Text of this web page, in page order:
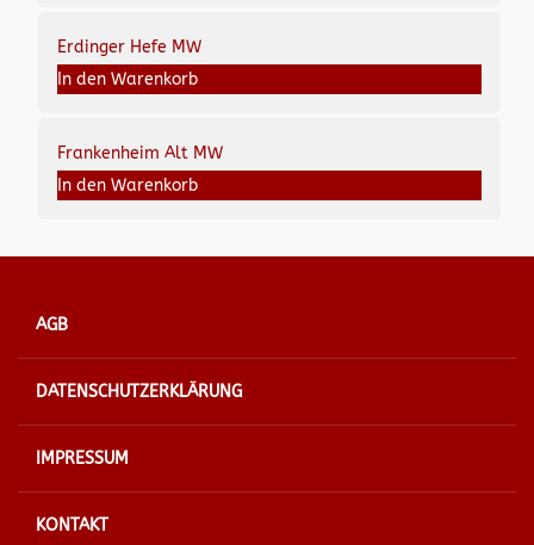
Erdinger Hefe MW
In den Warenkorb
Frankenheim Alt MW
In den Warenkorb
AGB
DATENSCHUTZERKLÄRUNG
IMPRESSUM
KONTAKT